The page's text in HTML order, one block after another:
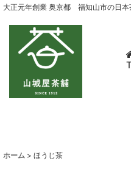
大正元年創業 奥京都 福知山市の日
ホーム > ほうじ茶